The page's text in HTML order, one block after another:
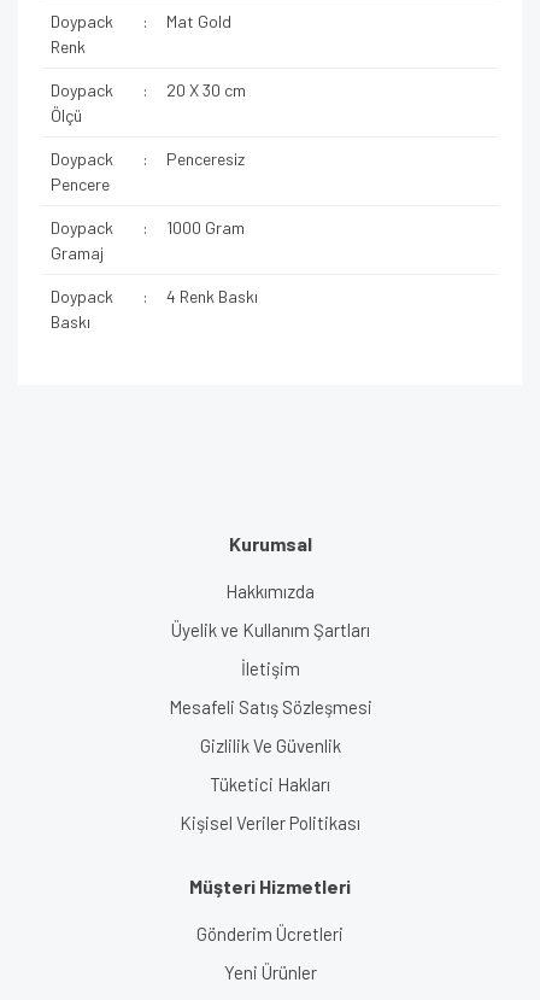
Doypack
Renk
: Mat Gold
Doypack
Ölçü
: 20 X 30 cm
Doypack
Pencere
: Penceresiz
Doypack
Gramaj
: 1000 Gram
Doypack
Baskı
: 4 Renk Baskı
Kurumsal
Hakkımızda
Üyelik ve Kullanım Şartları
İletişim
Mesafeli Satış Sözleşmesi
Gizlilik Ve Güvenlik
Tüketici Hakları
Kişisel Veriler Politikası
Müşteri Hizmetleri
Gönderim Ücretleri
Yeni Ürünler